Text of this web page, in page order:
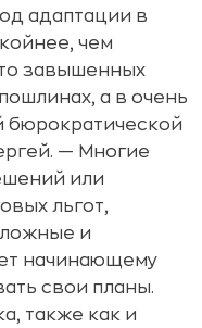
адаптации в
чем
завышенных
а в очень
бюрократической
— Многие
или
льгот,
и
начинающему
свои планы.
также как и